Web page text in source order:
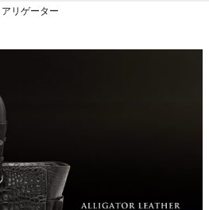
アリゲーター